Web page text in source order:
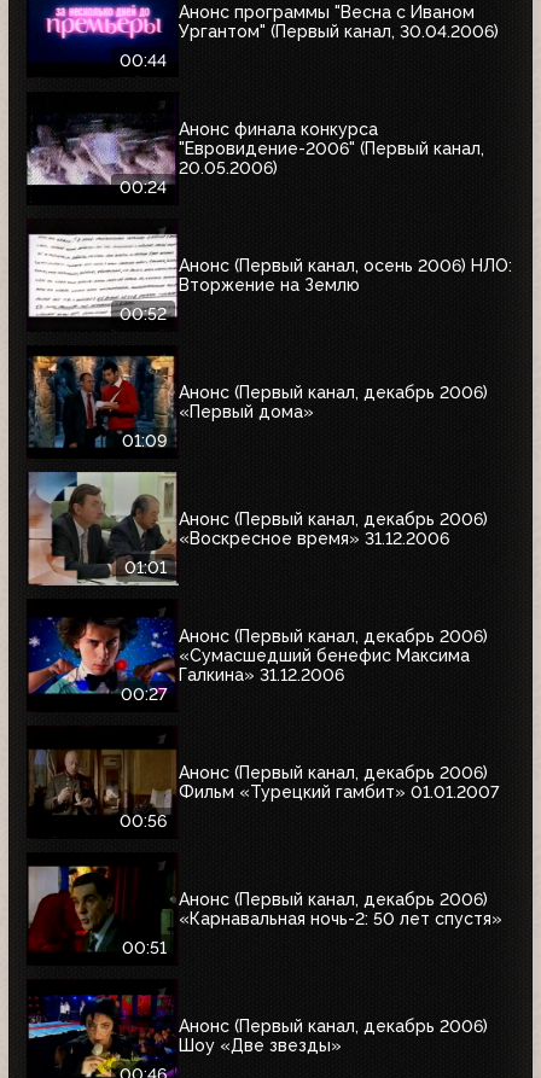
00:44
Анонс программы "Весна с Иваном
Ургантом" (Первый канал, 30.04.2006)
00:24
Анонс финала конкурса
"Евровидение-2006" (Первый канал,
20.05.2006)
00:52
Анонс (Первый канал, осень 2006) НЛО:
Вторжение на Землю
01:09
Анонс (Первый канал, декабрь 2006)
«Первый дома»
01:01
Анонс (Первый канал, декабрь 2006)
«Воскресное время» 31.12.2006
00:27
Анонс (Первый канал, декабрь 2006)
«Сумасшедший бенефис Максима
Галкина» 31.12.2006
00:56
Анонс (Первый канал, декабрь 2006)
Фильм «Турецкий гамбит» 01.01.2007
00:51
Анонс (Первый канал, декабрь 2006)
«Карнавальная ночь-2: 50 лет спустя»
Анонс (Первый канал, декабрь 2006)
Шоу «Две звезды»